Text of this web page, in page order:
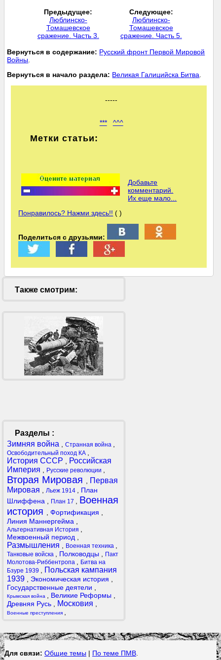
Предыдущее:
Люблинско-
Томашевское
сражение. Часть 3.
Следующее:
Люблинско-
Томашевское
сражение. Часть 5.
Вернуться в содержание: Русский фронт Первой Мировой
Войны
Вернуться в начало раздела: Великая Галицийска Битва
-----
*** ^^^
Метки статьи:
Добавьте
комментарий.
Их еще мало...
Понравилось? Нажми здесь!! ( )
Поделиться с друзьями:
Также смотрим:
Разделы :
Зимняя война
Странная война
Освободительный поход КА
История СССР
Российская
Империя
Русские революции
Вторая Мировая
Первая
Мировая
Льеж 1914
План
Шлиффена
План 17
Военная
история
Фортификация
Линия Маннергейма
Альтернативная История
Межвоенный период
Размышления Военная техника
Танковые войска Полководцы
Пакт
Молотова-Риббентропа
Битва на
Бзуре 1939
Польская кампания
1939
Экономическая история
Государственные деятели
Крымская война Великие Реформы
Древняя Русь
Московия
Военные преступления
Для связи: Общие темы | По теме ПМВ.